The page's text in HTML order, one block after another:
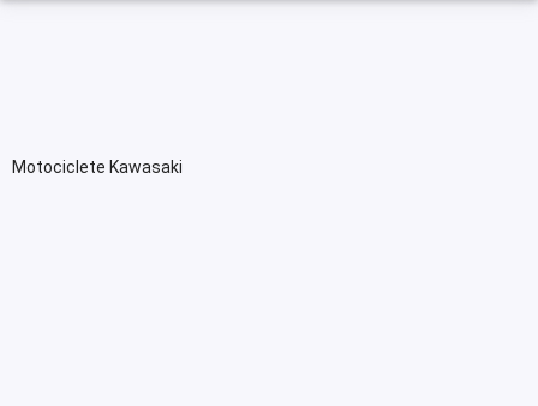
Motociclete Kawasaki